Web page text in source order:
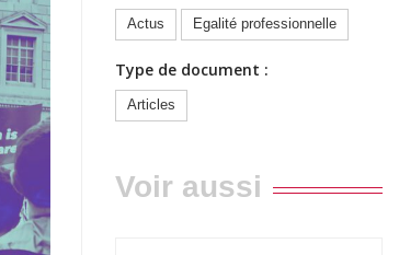
Actus Egalité professionnelle
Type de document :
Articles
Voir aussi